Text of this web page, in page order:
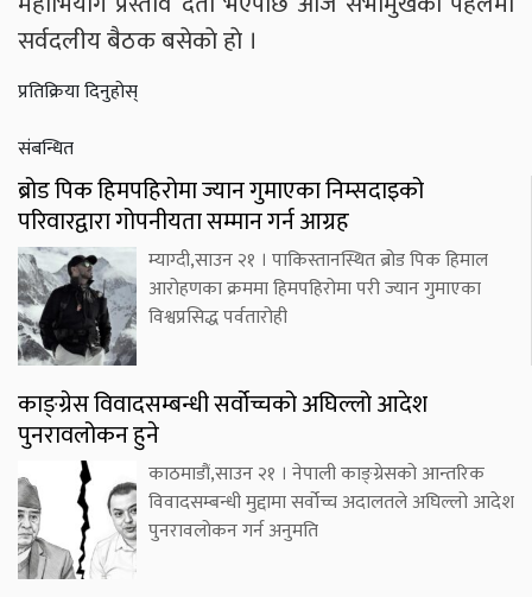
सर्वदलीय बैठक बसेकाे हाे ।
प्रतिक्रिया दिनुहोस्
संबन्धित
ब्रोड पिक हिमपहिरोमा ज्यान गुमाएका निम्सदाइको
परिवारद्वारा गोपनीयता सम्मान गर्न आग्रह
म्याग्दी,साउन २१ । पाकिस्तानस्थित ब्रोड पिक हिमाल
आरोहणका क्रममा हिमपहिरोमा परी ज्यान गुमाएका
विश्वप्रसिद्ध पर्वतारोही
काङ्ग्रेस विवादसम्बन्धी सर्वोच्चको अघिल्लो आदेश
पुनरावलोकन हुने
काठमाडौं,साउन २१ । नेपाली काङ्ग्रेसको आन्तरिक
विवादसम्बन्धी मुद्दामा सर्वोच्च अदालतले अघिल्लो आदेश
पुनरावलोकन गर्न अनुमति